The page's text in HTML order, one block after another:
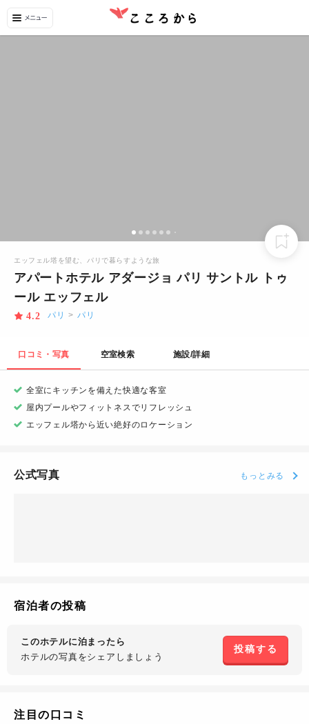
エッフェル塔を望む、パリで暮らすような旅
アパートホテル アダージョ パリ サントル トゥ
ール エッフェル
4.2 パリ > パリ
口コミ・写真 空室検索 施設/詳細
全室にキッチンを備えた快適な客室
屋内プールやフィットネスでリフレッシュ
エッフェル塔から近い絶好のロケーション
公式写真 もっとみる
宿泊者の投稿
このホテルに泊まったら
ホテルの写真をシェアしましょう
投稿する
注目の口コミ